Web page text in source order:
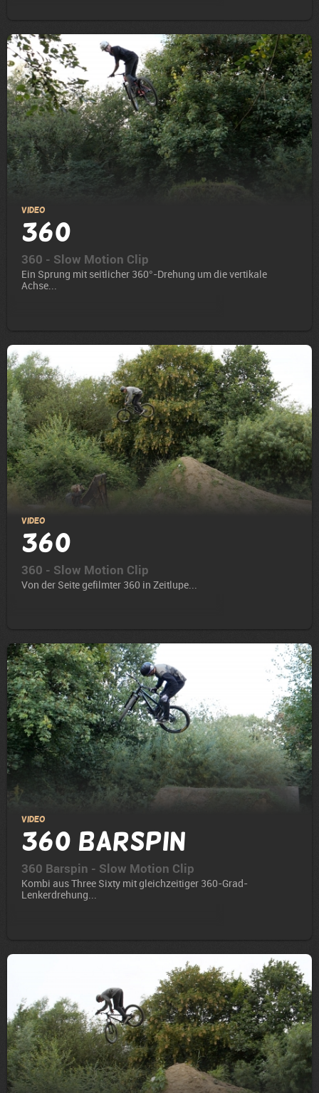
Video
360
360 - Slow Motion Clip
Ein Sprung mit seitlicher 360°-Drehung um die vertikale
Achse...
Video
360
360 - Slow Motion Clip
Von der Seite gefilmter 360 in Zeitlupe...
Video
360 Barspin
360 Barspin - Slow Motion Clip
Kombi aus Three Sixty mit gleichzeitiger 360-Grad-
Lenkerdrehung...